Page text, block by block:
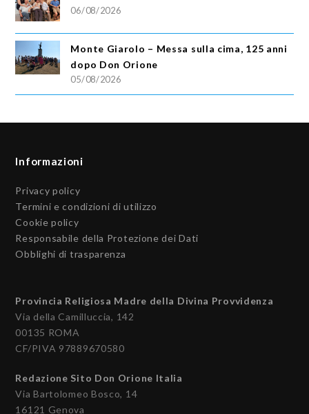
06/08/2026
Monte Giarolo – Messa sulla cima, 125 anni
dopo Don Orione
05/08/2026
Informazioni
Privacy policy
Termini e condizioni di utilizzo
Cookie policy
Responsabile della Protezione dei Dati
Obblighi di trasparenza
Provincia Religiosa Madre della Divina Provvidenza
Via della Camilluccia, 142
00135 ROMA
CF/PIVA 97889670580
Redazione Sito Don Orione Italia
Via Bartolomeo Bosco, 14
16121 Genova